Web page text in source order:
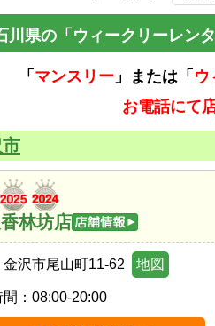
川県の「ウィークリーレン
「 マンスリー 」または「 ウ
お電話にて
林坊店
金沢市尾山町11-62 地図
： 08:00-20:00